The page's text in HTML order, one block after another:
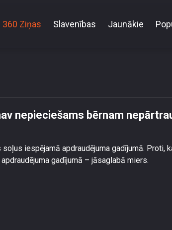
360 Ziņas Slavenības Jaunākie
nepieciešams bērnam
iespējamā apdraudējuma gadījumā. Proti,
gadījumā – jāsaglabā miers.